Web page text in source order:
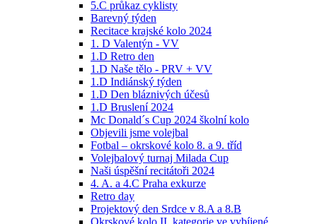
5.C průkaz cyklisty
Barevný týden
Recitace krajské kolo 2024
1. D Valentýn - VV
1.D Retro den
1.D Naše tělo - PRV + VV
1.D Indiánský týden
1.D Den bláznivých účesů
1.D Bruslení 2024
Mc Donald´s Cup 2024 školní kolo
Objevili jsme volejbal
Fotbal – okrskové kolo 8. a 9. tříd
Volejbalový turnaj Milada Cup
Naši úspěšní recitátoři 2024
4. A. a 4.C Praha exkurze
Retro day
Projektový den Srdce v 8.A a 8.B